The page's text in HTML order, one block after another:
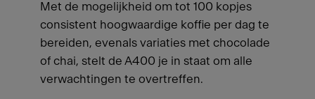
Met de mogelijkheid om tot 100 kopjes
consistent hoogwaardige koffie per dag te
bereiden, evenals variaties met chocolade
of chai, stelt de A400 je in staat om alle
verwachtingen te overtreffen.